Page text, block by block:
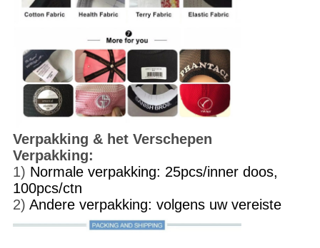
Verpakking & het Verschepen
Verpakking:
1) Normale verpakking: 25pcs/inner doos,
100pcs/ctn
2) Andere verpakking: volgens uw vereiste